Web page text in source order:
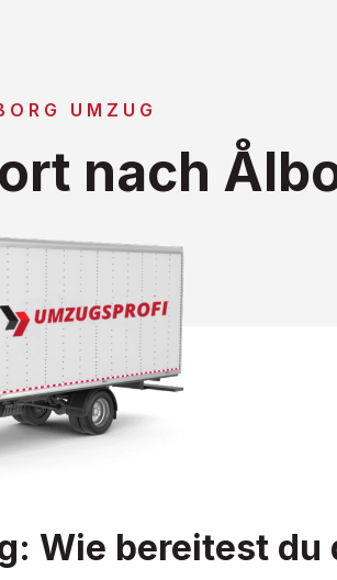
UMZUG
nach
Wie bereitest du